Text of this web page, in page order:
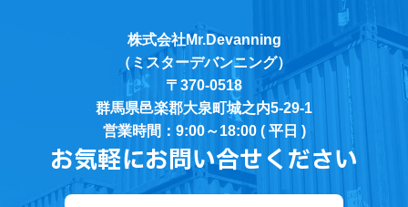
株式会社Mr.Devanning
（ミスターデバンニング）
〒370-0518
群馬県邑楽郡大泉町城之内5-29-1
営業時間：9:00～18:00 ( 平日 )
お気軽にお問い合せください